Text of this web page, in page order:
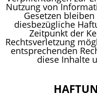
Nutzung von
Gesetzen
diesbezügliche
Zeitpunkt der
Rechtsverletzung
entsprechenden
diese Inhalte